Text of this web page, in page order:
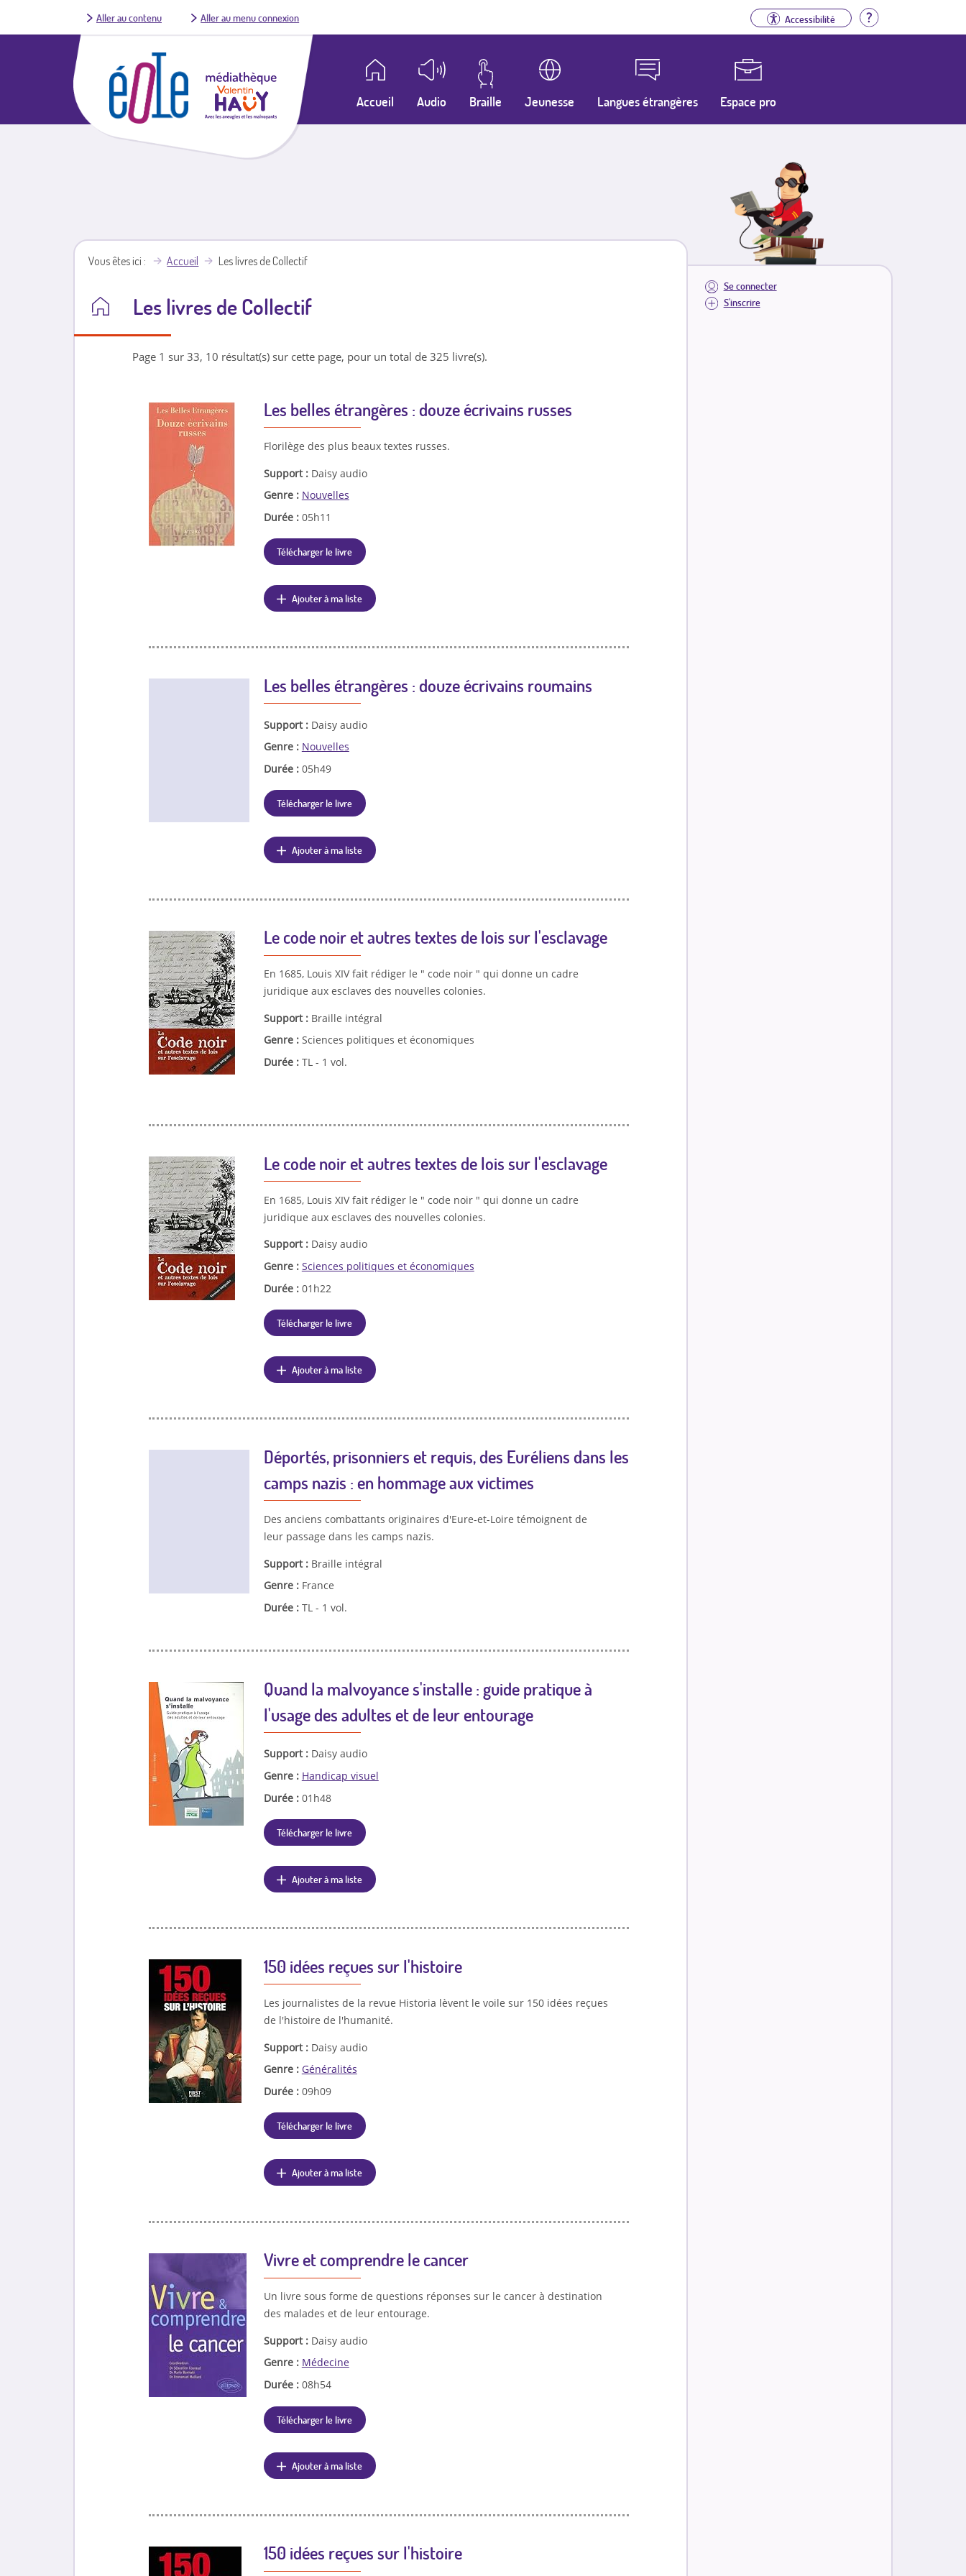
Aller au contenu Aller au menu connexion Accessibilité Aide
Accueil Audio Braille Jeunesse Langues étrangères Espace pro
Se connecter
S'inscrire
Vous êtes ici Accueil Les livres de Collectif
Les livres de Collectif
Page 1 sur 33, 10 résultat(s) sur cette page, pour un total de 325 livre(s).
Les belles étrangères : douze écrivains russes
Florilège des plus beaux textes russes.
Support : Daisy audio
Genre : Nouvelles
Durée : 05h11
Télécharger le livre
Ajouter à ma liste
Les belles étrangères : douze écrivains roumains
Support : Daisy audio
Genre : Nouvelles
Durée : 05h49
Télécharger le livre
Ajouter à ma liste
Le code noir et autres textes de lois sur l'esclavage
En 1685, Louis XIV fait rédiger le " code noir " qui donne un cadre
juridique aux esclaves des nouvelles colonies.
Support : Braille intégral
Genre : Sciences politiques et économiques
Durée : TL - 1 vol.
Le code noir et autres textes de lois sur l'esclavage
En 1685, Louis XIV fait rédiger le " code noir " qui donne un cadre
juridique aux esclaves des nouvelles colonies.
Support : Daisy audio
Genre : Sciences politiques et économiques
Durée : 01h22
Télécharger le livre
Ajouter à ma liste
Déportés, prisonniers et requis, des Euréliens dans les
camps nazis : en hommage aux victimes
Des anciens combattants originaires d'Eure-et-Loire témoignent de
leur passage dans les camps nazis.
Support : Braille intégral
Genre : France
Durée : TL - 1 vol.
Quand la malvoyance s'installe : guide pratique à
l'usage des adultes et de leur entourage
Support : Daisy audio
Genre : Handicap visuel
Durée : 01h48
Télécharger le livre
Ajouter à ma liste
150 idées reçues sur l'histoire
Les journalistes de la revue Historia lèvent le voile sur 150 idées reçues
de l'histoire de l'humanité.
Support : Daisy audio
Genre : Généralités
Durée : 09h09
Télécharger le livre
Ajouter à ma liste
Vivre et comprendre le cancer
Un livre sous forme de questions réponses sur le cancer à destination
des malades et de leur entourage.
Support : Daisy audio
Genre : Médecine
Durée : 08h54
Télécharger le livre
Ajouter à ma liste
150 idées reçues sur l'histoire